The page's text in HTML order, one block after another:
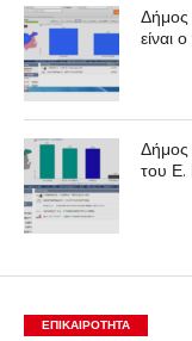
Δήμος
είναι
Δήμος
του Ε.
ΕΠΙΚΑΙΡΟΤΗΤΑ